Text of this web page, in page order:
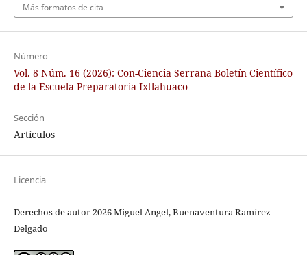
Más formatos de cita
Número
Vol. 8 Núm. 16 (2026): Con-Ciencia Serrana Boletín Científico
de la Escuela Preparatoria Ixtlahuaco
Sección
Artículos
Licencia
Derechos de autor 2026 Miguel Angel, Buenaventura Ramírez
Delgado